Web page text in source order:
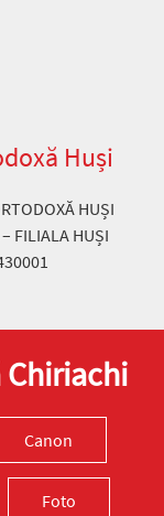
Huși
HUȘI
FILIALA HUȘI
Chiriachi
Canon
Foto